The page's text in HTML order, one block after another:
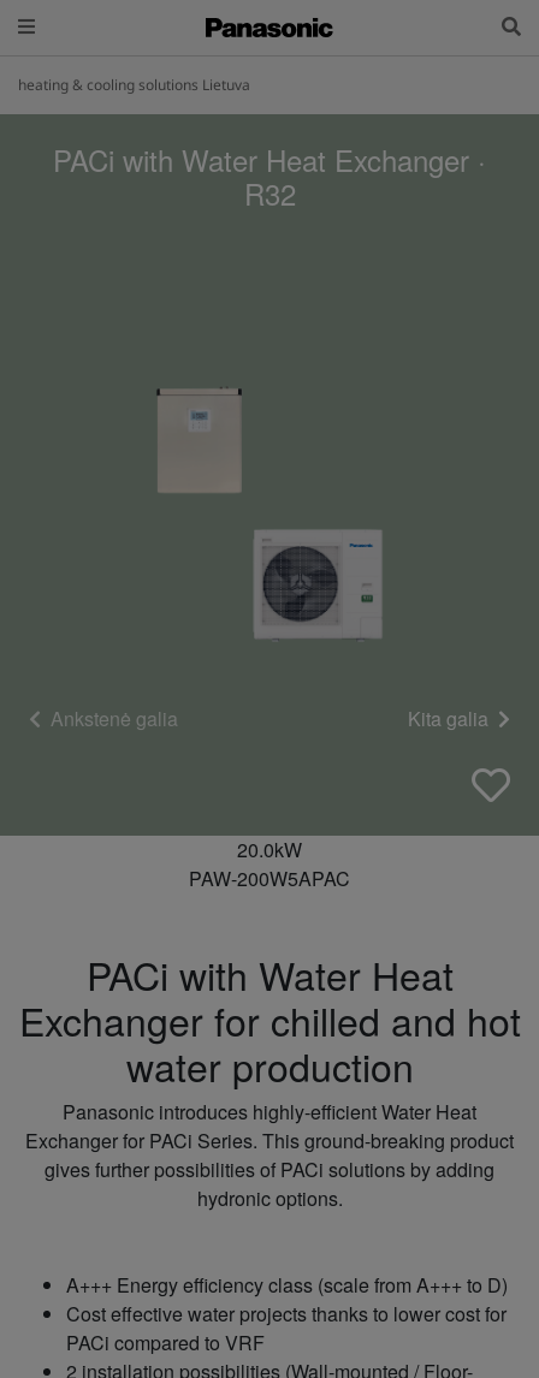
heating & cooling solutions Lietuva
PACi with Water Heat Exchanger ·
R32
Ankstenė galia Kita galia
20.0kW
PAW-200W5APAC
PACi with Water Heat
Exchanger for chilled and hot
water production
Panasonic introduces highly-efficient Water Heat
Exchanger for PACi Series. This ground-breaking product
gives further possibilities of PACi solutions by adding
hydronic options.
A+++ Energy efficiency class (scale from A+++ to D)
Cost effective water projects thanks to lower cost for
PACi compared to VRF
2 installation possibilities (Wall-mounted / Floor-